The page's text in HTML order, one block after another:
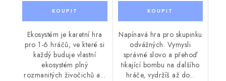
Ekosystém je karetní hra
pro 1-6 hráčů, ve které si
každý buduje vlastní
ekosystém plný
rozmanitých živočichů a...
Napínavá hra pro skupinku
odvážných. Vymysli
správné slovo a přehoď
tikající bombu na dalšího
hráče, vydržíš až do...